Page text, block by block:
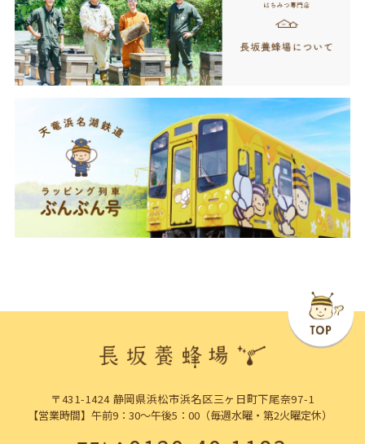
〒431-1424 静岡県浜松市浜名区三ヶ日町下尾奈97-1
【営業時間】午前9：30～午後5：00（毎週水曜・第2火曜定休）